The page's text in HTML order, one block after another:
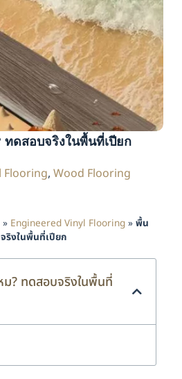
ดสอบจริงในพื้นที่เปียก
Flooring,Wood Flooring
» Engineered Vinyl Flooring» พื้น
ริงในพื้นที่เปียก
? ทดสอบจริงในพื้นที่